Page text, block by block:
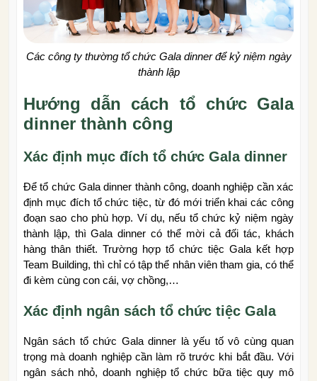
Các công ty thường tổ chức Gala dinner để kỷ niệm ngày
thành lập
Hướng dẫn cách tổ chức Gala
dinner thành công
Xác định mục đích tổ chức Gala dinner
Để tổ chức Gala dinner thành công, doanh nghiệp cần xác
định mục đích tổ chức tiệc, từ đó mới triển khai các công
đoạn sao cho phù hợp. Ví dụ, nếu tổ chức kỷ niệm ngày
thành lập, thì Gala dinner có thể mời cả đối tác, khách
hàng thân thiết. Trường hợp tổ chức tiệc Gala kết hợp
Team Building, thì chỉ có tập thể nhân viên tham gia, có thể
đi kèm cùng con cái, vợ chồng,…
Xác định ngân sách tổ chức tiệc Gala
Ngân sách tổ chức Gala dinner là yếu tố vô cùng quan
trọng mà doanh nghiệp cần làm rõ trước khi bắt đầu. Với
ngân sách nhỏ, doanh nghiệp tổ chức bữa tiệc quy mô